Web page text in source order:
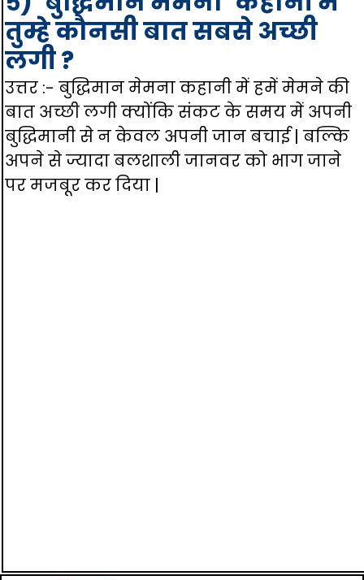
तुम्हे कौनसी बात सबसे अच्छी
लगी ?
उत्तर :- बुद्धिमान मेमना कहानी में हमें मेमने की
बात अच्छी लगी क्योंकि संकट के समय में अपनी
बुद्धिमानी से न केवल अपनी जान बचाई | बल्कि
अपने से ज्यादा बलशाली जानवर को भाग जाने
पर मजबूर कर दिया |